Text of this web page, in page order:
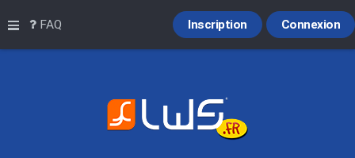
Raccourcis
FAQ Connexion
Inscription